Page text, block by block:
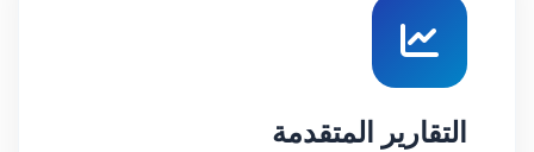
التقارير المتقدمة